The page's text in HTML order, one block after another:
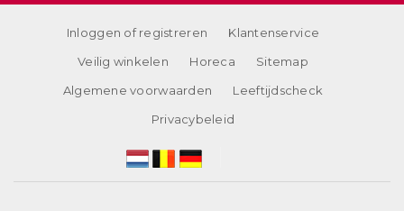
Inloggen of registreren
Klantenservice
Veilig winkelen
Horeca
Sitemap
Algemene voorwaarden
Leeftijdscheck
Privacybeleid